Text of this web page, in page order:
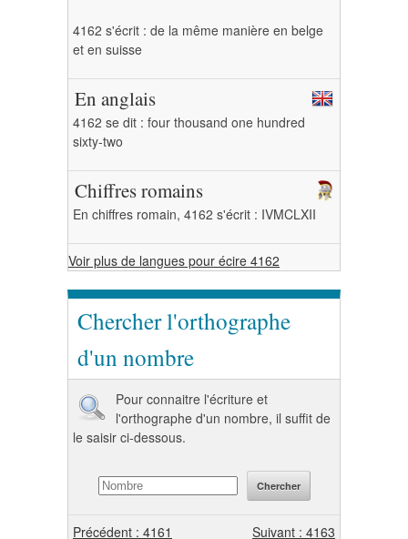
4162 s'écrit : de la même manière en belge
et en suisse
En anglais
4162 se dit : four thousand one hundred
sixty-two
Chiffres romains
En chiffres romain, 4162 s'écrit : IVMCLXII
Voir plus de langues pour écire 4162
Chercher l'orthographe
d'un nombre
Pour connaitre l'écriture et
l'orthographe d'un nombre, il suffit de
le saisir ci-dessous.
Précédent : 4161 Suivant : 4163